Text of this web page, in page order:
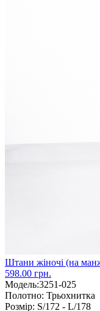
Штани жіночі (на
598.00 грн.
Модель:3251-025
Полотно: Трьохнитка
Розмір: S/172 - L/178